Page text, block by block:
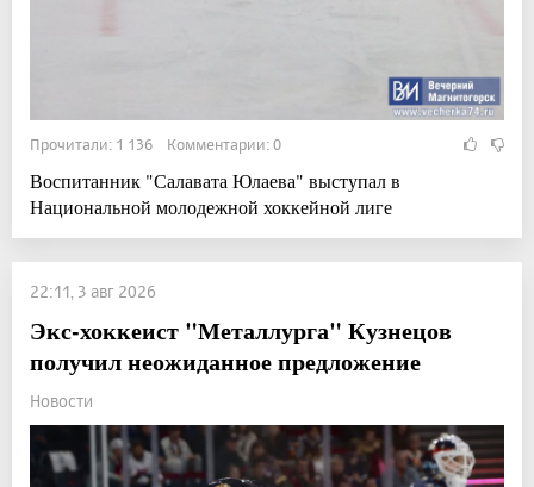
Прочитали: 1 136 Комментарии: 0
Воспитанник "Салавата Юлаева" выступал в
Национальной молодежной хоккейной лиге
22:11, 3 авг 2026
Экс-хоккеист "Металлурга" Кузнецов
получил неожиданное предложение
Новости